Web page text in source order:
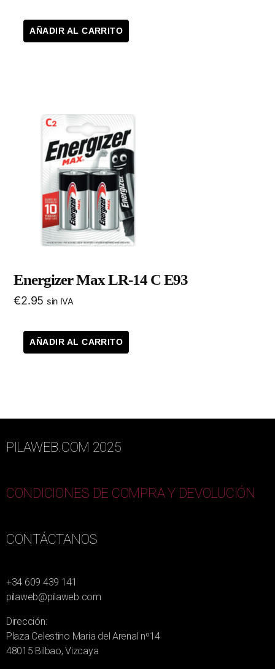
AÑADIR AL CARRITO
Energizer Max LR-14 C E93
€2.95 sin IVA
AÑADIR AL CARRITO
PILAWEB.COM 2025
CONDICIONES DE COMPRA Y DEVOLUCIÓN
CONTÁCTANOS
+34 609 439 141
pilaweb@pilaweb.com
Dirección:
Plaza Celestino Maria del Arenal nº14
48015 Bilbao, Vizcaya